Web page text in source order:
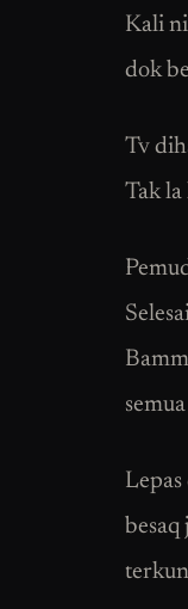
Kali
dok
Tv
Tak la